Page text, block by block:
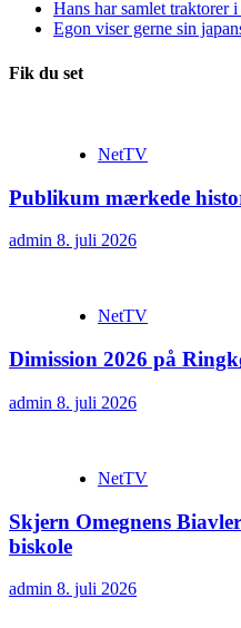
Hans har samlet traktorer
Egon viser gerne sin
Fik du set
NetTV
Publikum mærkede
admin 8. juli 2026
NetTV
Dimission 2026 på
admin 8. juli 2026
NetTV
Skjern Omegnens
biskole
admin 8. juli 2026